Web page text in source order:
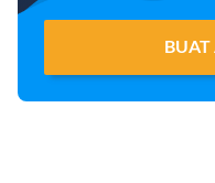
BUAT